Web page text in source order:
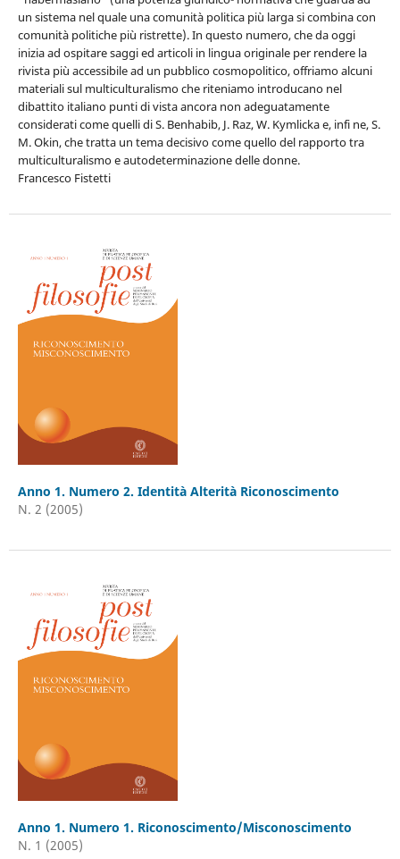
un sistema nel quale una comunità politica più larga si combina con
comunità politiche più ristrette). In questo numero, che da oggi
inizia ad ospitare saggi ed articoli in lingua originale per rendere la
rivista più accessibile ad un pubblico cosmopolitico, offriamo alcuni
materiali sul multiculturalismo che riteniamo introducano nel
dibattito italiano punti di vista ancora non adeguatamente
considerati come quelli di S. Benhabib, J. Raz, W. Kymlicka e, infi ne, S.
M. Okin, che tratta un tema decisivo come quello del rapporto tra
multiculturalismo e autodeterminazione delle donne.
Francesco Fistetti
Anno 1. Numero 2. Identità Alterità Riconoscimento
N. 2 (2005)
Anno 1. Numero 1. Riconoscimento/Misconoscimento
N. 1 (2005)